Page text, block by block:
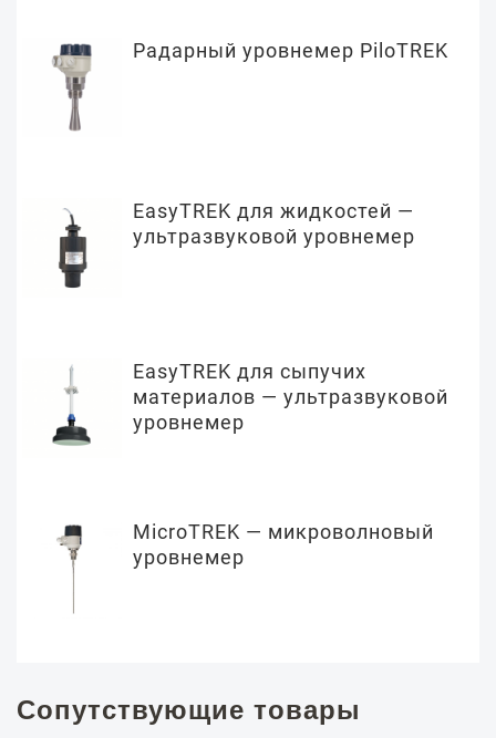
Радарный уровнемер PiloTREK
EasyTREK для жидкостей —
ультразвуковой уровнемер
EasyTREK для сыпучих
материалов — ультразвуковой
уровнемер
MicroTREK — микроволновый
уровнемер
Сопутствующие товары